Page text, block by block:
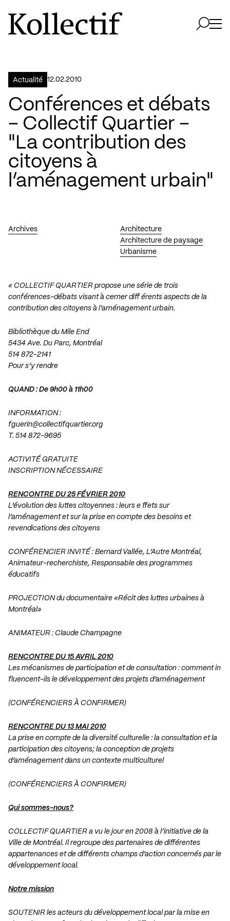
Aller à la page d'accueil
Logo Kollectif
Actualité 12.02.2010
Conférences et débats
– Collectif Quartier –
"La contribution des
citoyens à
l’aménagement urbain"
Archives
Architecture
Architecture de paysage
Urbanisme
« COLLECTIF QUARTIER propose une série de trois
conférences-débats visant à cerner diff érents aspects de la
contribution des citoyens à l’aménagement urbain.
Bibliothèque du Mile End
5434 Ave. Du Parc, Montréal
514 872-2141
Pour s’y rendre
QUAND : De 9h00 à 11h00
INFORMATION :
fguerin@collectifquartier.org
T. 514 872-9695
ACTIVITÉ GRATUITE
INSCRIPTION NÉCESSAIRE
RENCONTRE DU 25 FÉVRIER 2010
L’évolution des luttes citoyennes : leurs e ffets sur
l’aménagement et sur la prise en compte des besoins et
revendications des citoyens
CONFÉRENCIER INVITÉ : Bernard Vallée, L’Autre Montréal,
Animateur-recherchiste, Responsable des programmes
éducatifs
PROJECTION du documentaire «Récit des luttes urbaines à
Montréal»
ANIMATEUR : Claude Champagne
RENCONTRE DU 15 AVRIL 2010
Les mécanismes de participation et de consultation : comment in
fluencent-ils le développement des projets d’aménagement
(CONFÉRENCIERS À CONFIRMER)
RENCONTRE DU 13 MAI 2010
La prise en compte de la diversité culturelle : la consultation et la
participation des citoyens; la conception de projets
d’aménagement dans un contexte multiculturel
(CONFÉRENCIERS À CONFIRMER)
Qui sommes-nous?
COLLECTIF QUARTIER a vu le jour en 2008 à l’initiative de la
Ville de Montréal. Il regroupe des partenaires de différentes
appartenances et de différents champs d’action concernés par le
développement local.
Notre mission
SOUTENIR les acteurs du développement local par la mise en